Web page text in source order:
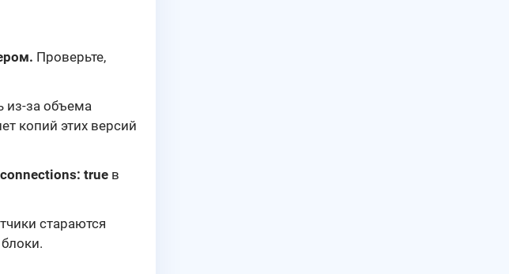
Проверьте,
из-за объема
копий этих версий
true в
стараются